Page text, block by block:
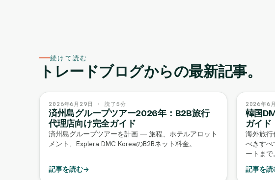
続けて読む
トレードブログからの最新記事。
2026年6月29日 · 読了5分
済州島グループツアー2026年：B2B旅行
代理店向け完全ガイド
済州島グループツアーを計画 — 旅程、ホテルアロット
メント、Explera DMC KoreaのB2Bネット料金。
記事を読む→
2026年6
韓国
ガイド
海外旅行
べきす
ートまで。
記事を読